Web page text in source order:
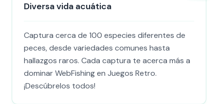
Diversa vida acuática
Captura cerca de 100 especies diferentes de
peces, desde variedades comunes hasta
hallazgos raros. Cada captura te acerca más a
dominar WebFishing en Juegos Retro.
¡Descúbrelos todos!